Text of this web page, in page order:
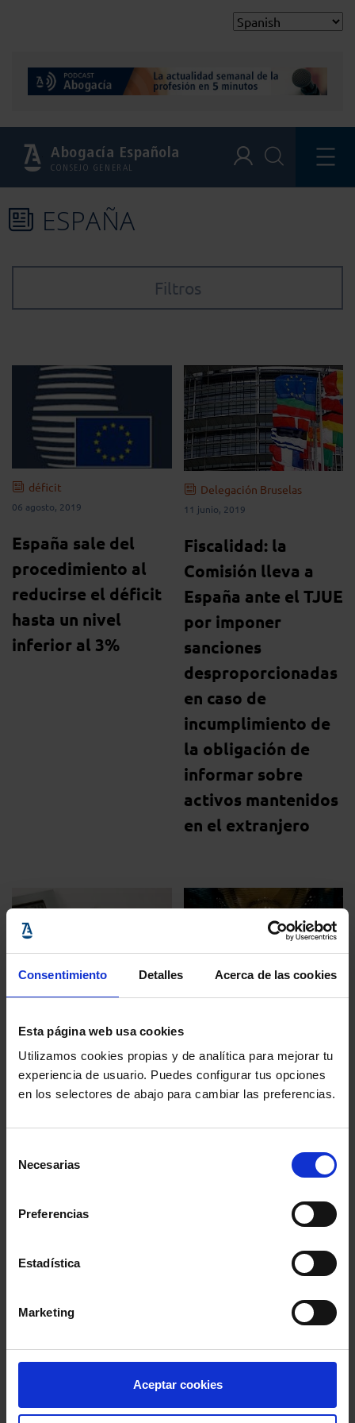
Consentimiento Detalles Acerca de las cookies
Esta página web usa cookies
Utilizamos cookies propias y de analítica para mejorar tu
experiencia de usuario. Puedes configurar tus opciones
en los selectores de abajo para cambiar las preferencias.
Necesarias
Preferencias
Estadística
Marketing
Aceptar cookies
Abogacía Española
CONSEJO GENERAL
ESPAÑA
Filtros
déficit
06 agosto, 2019
España sale del
procedimiento al
reducirse el déficit
hasta un nivel
inferior al 3%
11 junio, 2019
Mercado único:
infracciones en
facturación
Delegación Bruselas
11 junio, 2019
Fiscalidad: la
Comisión lleva a
España ante el TJUE
por imponer
sanciones
desproporcionadas
en caso de
incumplimiento de
la obligación de
informar sobre
activos mantenidos
en el extranjero
04 junio, 2019
Representantes de
los Estados
Etiquetas más usadas